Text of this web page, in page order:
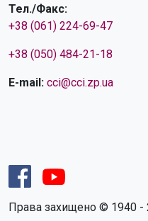
Тел./Факс:
+38 (061) 224-69-47
+38 (050) 484-21-18
E-mail: cci@cci.zp.ua
Права захищено © 1940 -